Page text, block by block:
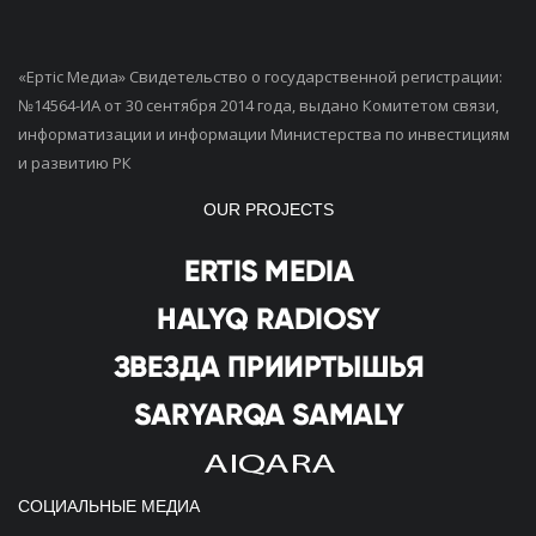
«Ертiс Медиа» Свидетельство о государственной регистрации:
№14564-ИА от 30 сентября 2014 года, выдано Комитетом связи,
информатизации и информации Министерства по инвестициям
и развитию РК
OUR PROJECTS
СОЦИАЛЬНЫЕ МЕДИА